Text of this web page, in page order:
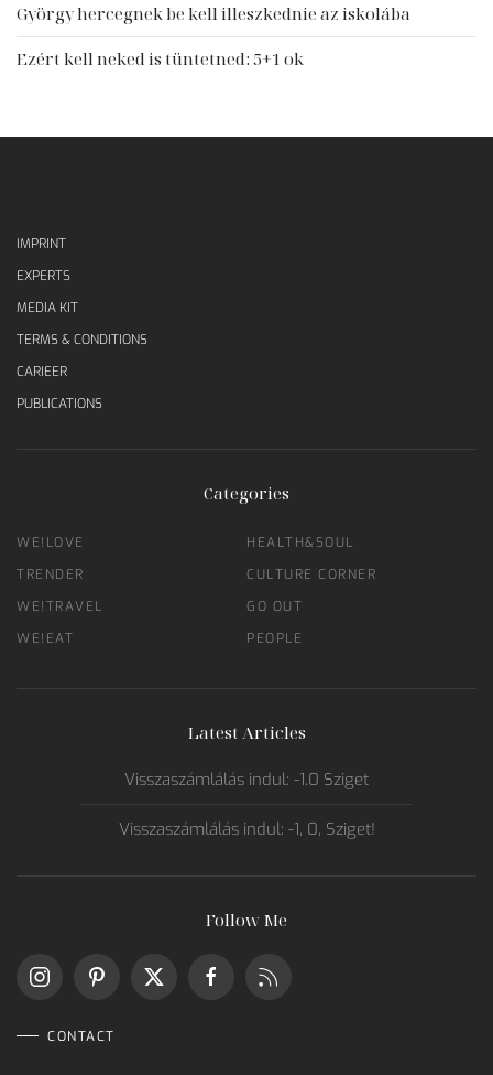
György hercegnek be kell illeszkednie az iskolába
Ezért kell neked is tüntetned: 5+1 ok
IMPRINT
EXPERTS
MEDIA KIT
TERMS & CONDITIONS
CARIEER
PUBLICATIONS
Categories
WE!LOVE
TRENDER
WE!TRAVEL
WE!EAT
HEALTH&SOUL
CULTURE CORNER
GO OUT
PEOPLE
Latest Articles
Visszaszámlálás indul: -1.0 Sziget
Visszaszámlálás indul: -1, 0, Sziget!
Follow Me
CONTACT